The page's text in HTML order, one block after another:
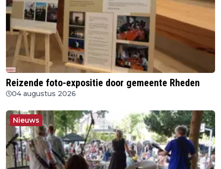
Reizende foto-expositie door gemeente Rheden
04 augustus 2026
Nieuws